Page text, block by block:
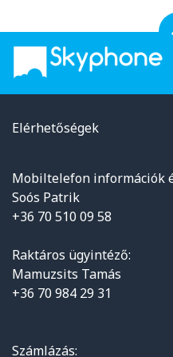
Elérhetőségek
Mobiltelefon információk
Soós Patrik
+36 70 510 09 58
Raktáros ügyintéző:
Mamuzsits Tamás
+36 70 984 29 31
Számlázás: